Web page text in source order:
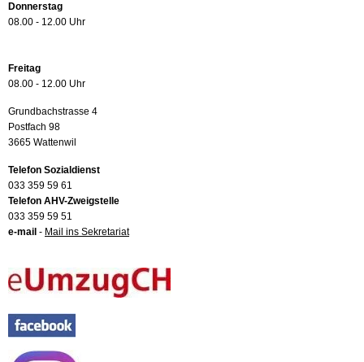
Donnerstag
08.00 - 12.00 Uhr
Freitag
08.00 - 12.00 Uhr
Grundbachstrasse 4
Postfach 98
3665 Wattenwil
Telefon Sozialdienst
033 359 59 61
Telefon AHV-Zweigstelle
033 359 59 51
e-mail - Mail ins Sekretariat